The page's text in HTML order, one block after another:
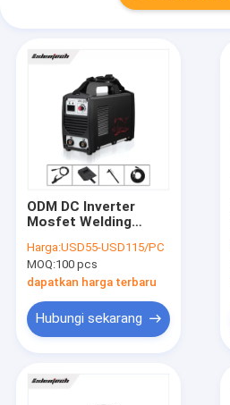
ODM DC Inverter
Mosfet Welding
Fase Tunggal Untuk
Batang 3.2mm
Harga:USD55-USD115/PC
MOQ:100 pcs
dapatkan harga terbaru
Hubungi sekarang